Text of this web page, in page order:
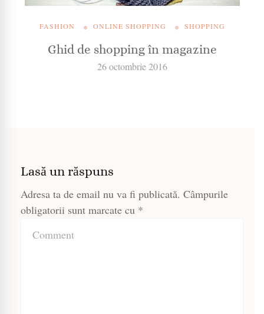
FASHION ONLINE SHOPPING SHOPPING
Ghid de shopping în magazine
26 octombrie 2016
Lasă un răspuns
Adresa ta de email nu va fi publicată. Câmpurile
obligatorii sunt marcate cu *